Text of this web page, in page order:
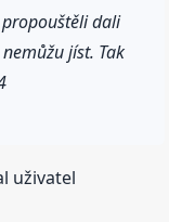
dali
jíst. Tak
uživatel